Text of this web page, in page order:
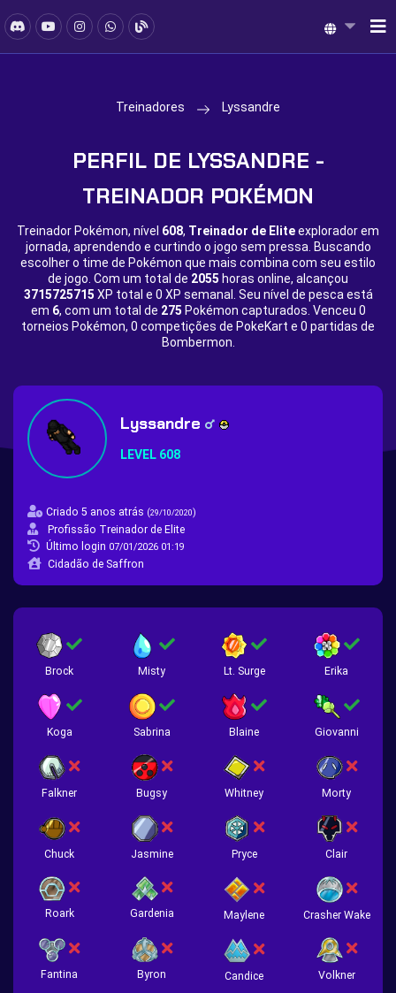
Treinadores Lyssandre
PERFIL DE LYSSANDRE -
TREINADOR POKÉMON
Treinador Pokémon, nível 608, Treinador de Eliteexplorador em
jornada, aprendendo e curtindo o jogo sem pressa. Buscando
escolher o time de Pokémon que mais combina com seu estilo
de jogo. Com um total de 2055 horas online, alcançou
3715725715 XP total e 0 XP semanal. Seu nível de pesca está
em 6, com um total de 275 Pokémon capturados. Venceu 0
torneios Pokémon, 0 competições de PokeKart e 0 partidas de
Bombermon.
Lyssandre
LEVEL 608
Criado 5 anos atrás (29/10/2020)
Profissão Treinador de Elite
Último login 07/01/2026 01:19
Cidadão de Saffron
Brock Misty Lt. Surge Erika
Koga Sabrina Blaine Giovanni
Falkner Bugsy Whitney Morty
Chuck Jasmine Pryce Clair
Roark Gardenia Maylene Crasher Wake
Fantina Byron Candice Volkner